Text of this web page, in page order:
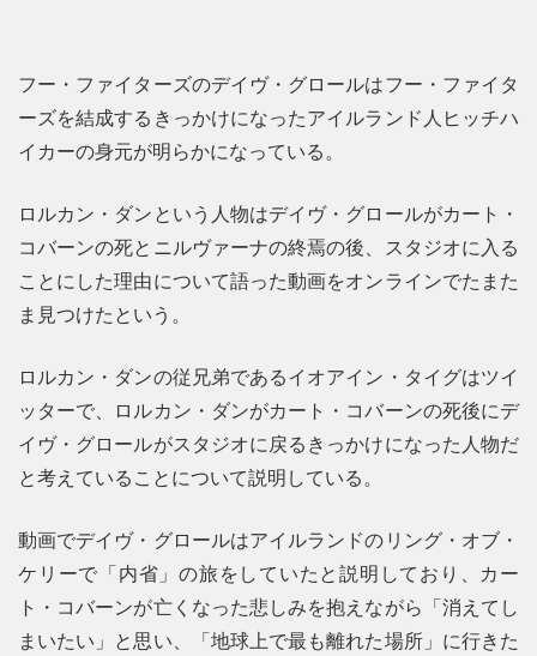
フー・ファイターズのデイヴ・グロールはフー・ファイタ
ーズを結成するきっかけになったアイルランド人ヒッチハ
イカーの身元が明らかになっている。
ロルカン・ダンという人物はデイヴ・グロールがカート・
コバーンの死とニルヴァーナの終焉の後、スタジオに入る
ことにした理由について語った動画をオンラインでたまた
ま見つけたという。
ロルカン・ダンの従兄弟であるイオアイン・タイグはツイ
ッターで、ロルカン・ダンがカート・コバーンの死後にデ
イヴ・グロールがスタジオに戻るきっかけになった人物だ
と考えていることについて説明している。
動画でデイヴ・グロールはアイルランドのリング・オブ・
ケリーで「内省」の旅をしていたと説明しており、カー
ト・コバーンが亡くなった悲しみを抱えながら「消えてし
まいたい」と思い、「地球上で最も離れた場所」に行きた